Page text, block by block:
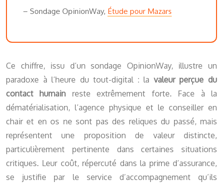
– Sondage OpinionWay, Étude pour Mazars
Ce chiffre, issu d’un sondage OpinionWay, illustre un
paradoxe à l’heure du tout-digital : la valeur perçue du
contact humain reste extrêmement forte. Face à la
dématérialisation, l’agence physique et le conseiller en
chair et en os ne sont pas des reliques du passé, mais
représentent une proposition de valeur distincte,
particulièrement pertinente dans certaines situations
critiques. Leur coût, répercuté dans la prime d’assurance,
se justifie par le service d’accompagnement qu’ils